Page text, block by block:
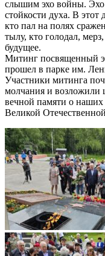
слышим эхо войны. Эхо
стойкости духа. В этот
кто пал на полях
тылу, кто голодал,
будущее.
Митинг посвященный
прошел в парке им.
️Участники митинга
молчания и возложили
вечной памяти о
Великой